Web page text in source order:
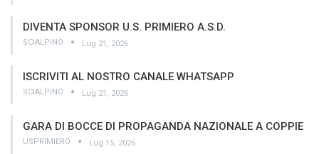
DIVENTA SPONSOR U.S. PRIMIERO A.S.D.
SCIALPINO Lug 21, 2026
ISCRIVITI AL NOSTRO CANALE WHATSAPP
SCIALPINO Lug 21, 2026
GARA DI BOCCE DI PROPAGANDA NAZIONALE A COPPIE
USPRIMIERO Lug 15, 2026